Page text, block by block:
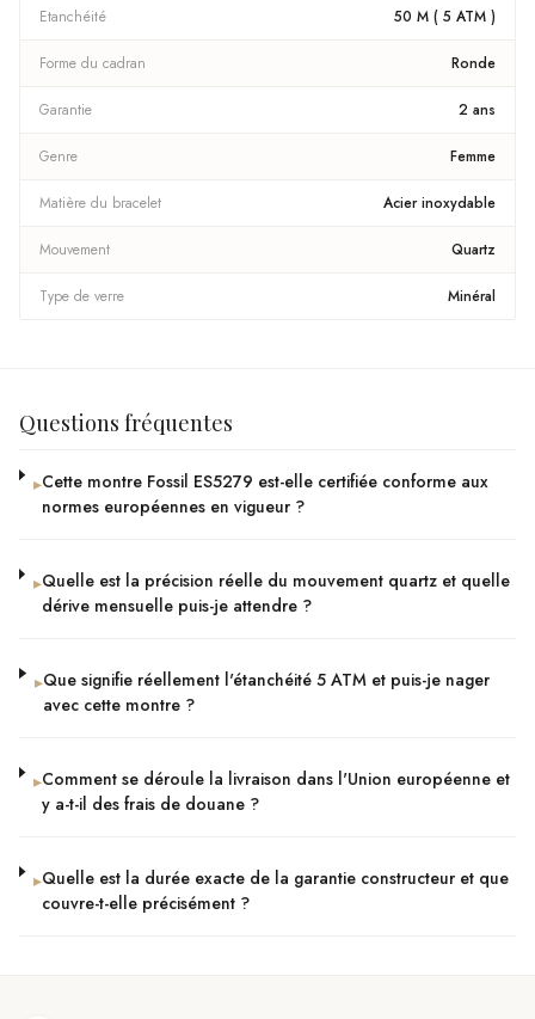
Etanchéité 50 M ( 5 ATM )
Forme du cadran Ronde
Garantie 2 ans
Genre Femme
Matière du bracelet Acier inoxydable
Mouvement Quartz
Type de verre Minéral
Questions fréquentes
▸Cette montre Fossil ES5279 est-elle certifiée conforme aux
normes européennes en vigueur ?
▸Quelle est la précision réelle du mouvement quartz et quelle
dérive mensuelle puis-je attendre ?
▸Que signifie réellement l'étanchéité 5 ATM et puis-je nager
avec cette montre ?
▸Comment se déroule la livraison dans l'Union européenne et
y a-t-il des frais de douane ?
▸Quelle est la durée exacte de la garantie constructeur et que
couvre-t-elle précisément ?